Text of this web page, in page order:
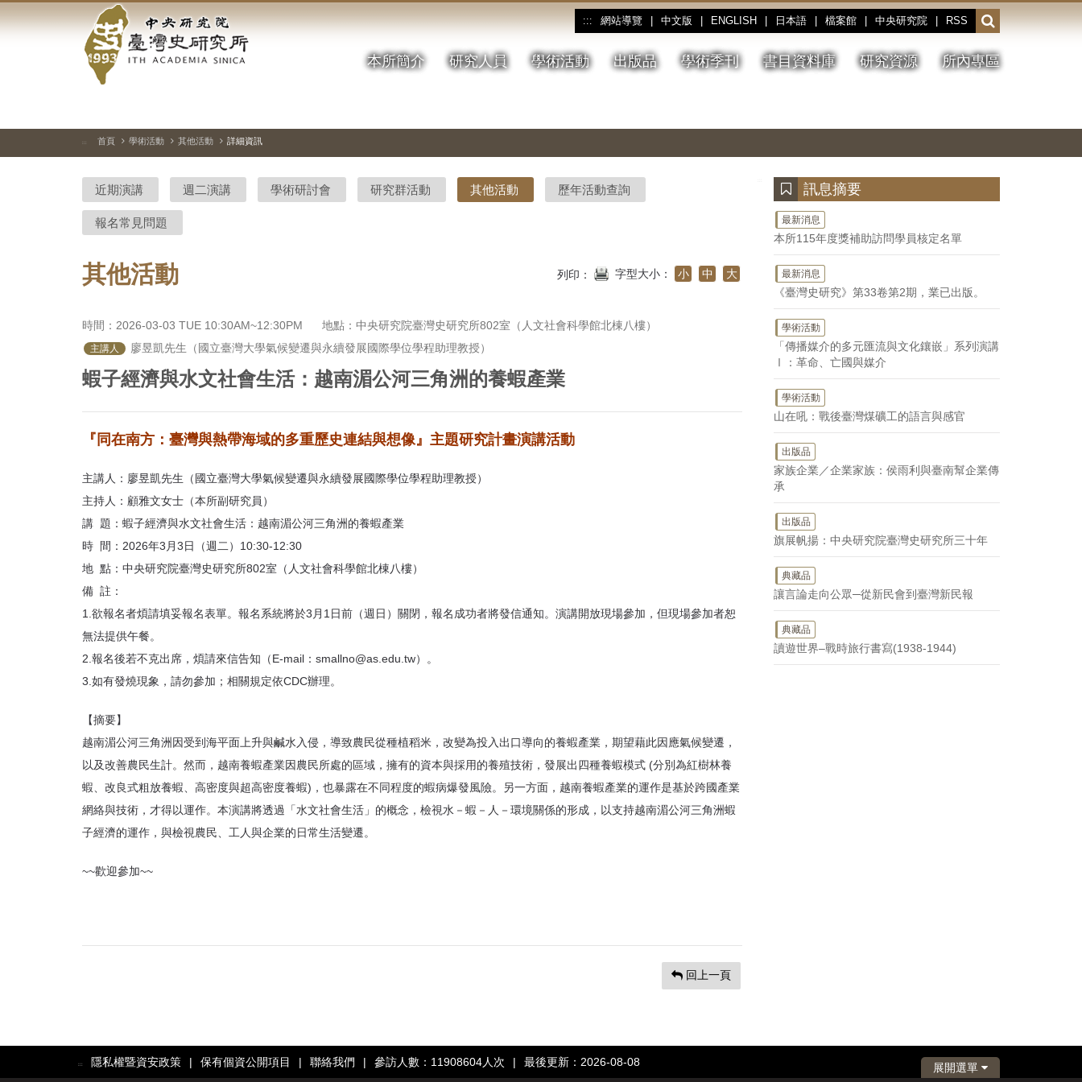
到
中
央
研
院-
臺
灣
史
研
所-
首
頁
::: 網站導覽 中文版 ENGLISH 日本語 檔案館 中央研究院 RSS
開
啟
或
收
本所簡介 研究人員 學術活動 出版品 學術季刊 書目資料庫 研究資源 所內專區
停、
圖
圖
結
::: 首頁 學術活動 其他活動 詳細資訊
近期演講 週二演講 學術研討會 研究群活動 其他活動 歷年活動查詢
報名常見問題
其他活動 列印： 字型大小： 小 中 大
時間：2026-03-03 TUE 10:30AM~12:30PM 地點：中央研究院臺灣史研究所802室（人文社會科學館北棟八樓）
主講人 廖昱凱先生（國立臺灣大學氣候變遷與永續發展國際學位學程助理教授）
蝦子經濟與水文社會生活：越南湄公河三角洲的養蝦產業
『同在南方：臺灣與熱帶海域的多重歷史連結與想像』主題研究計畫演講活動
主講人：廖昱凱先生（國立臺灣大學氣候變遷與永續發展國際學位學程助理教授）
主持人：顧雅文女士（本所副研究員）
講 題：蝦子經濟與水文社會生活：越南湄公河三角洲的養蝦產業
時 間：2026年3月3日（週二）10:30-12:30
地 點：中央研究院臺灣史研究所802室（人文社會科學館北棟八樓）
備 註：
1.欲報名者煩請填妥報名表單。報名系統將於3月1日前（週日）關閉，報名成功者將發信通知。演講開放現場參加，但現場參加者恕
無法提供午餐。
2.報名後若不克出席，煩請來信告知（E-mail：smallno@as.edu.tw）。
3.如有發燒現象，請勿參加；相關規定依CDC辦理。
【摘要】
越南湄公河三角洲因受到海平面上升與鹹水入侵，導致農民從種植稻米，改變為投入出口導向的養蝦產業，期望藉此因應氣候變遷，
以及改善農民生計。然而，越南養蝦產業因農民所處的區域，擁有的資本與採用的養殖技術，發展出四種養蝦模式 (分別為紅樹林養
蝦、改良式粗放養蝦、高密度與超高密度養蝦)，也暴露在不同程度的蝦病爆發風險。另一方面，越南養蝦產業的運作是基於跨國產業
網絡與技術，才得以運作。本演講將透過「水文社會生活」的概念，檢視水－蝦－人－環境關係的形成，以支持越南湄公河三角洲蝦
子經濟的運作，與檢視農民、工人與企業的日常生活變遷。
~~歡迎參加~~
回上一頁
訊息摘要
最新消息
本所115年度獎補助訪問學員核定名單
最新消息
《臺灣史研究》第33卷第2期，業已出版。
學術活動
「傳播媒介的多元匯流與文化鑲嵌」系列演講
Ⅰ：革命、亡國與媒介
學術活動
山在吼：戰後臺灣煤礦工的語言與感官
出版品
家族企業／企業家族：侯雨利與臺南幫企業傳
承
出版品
旗展帆揚：中央研究院臺灣史研究所三十年
典藏品
讓言論走向公眾─從新民會到臺灣新民報
典藏品
讀遊世界–戰時旅行書寫(1938-1944)
::: 隱私權暨資安政策 | 保有個資公開項目 | 聯絡我們 | 參訪人數：11908604人次 | 最後更新：2026-08-08 展開選單